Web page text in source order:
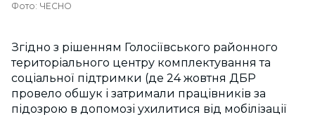
Фото: ЧЕСНО
Згідно з рішенням Голосіївського районного
територіального центру комплектування та
соціальної підтримки (де 24 жовтня ДБР
провело обшук і затримали працівників за
підозрою в допомозі ухилитися від мобілізації